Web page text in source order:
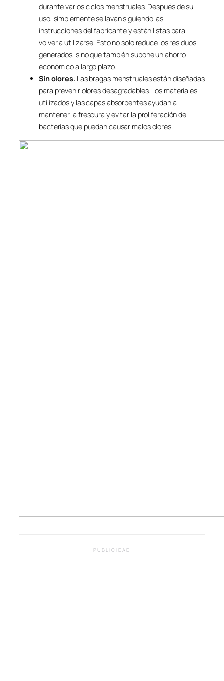
durante varios ciclos menstruales. Después de su
uso, simplemente se lavan siguiendo las
instrucciones del fabricante y están listas para
volver a utilizarse. Esto no solo reduce los residuos
generados, sino que también supone un ahorro
económico a largo plazo.
Sin olores: Las bragas menstruales están diseñadas
para prevenir olores desagradables. Los materiales
utilizados y las capas absorbentes ayudan a
mantener la frescura y evitar la proliferación de
bacterias que puedan causar malos olores.
PUBLICIDAD